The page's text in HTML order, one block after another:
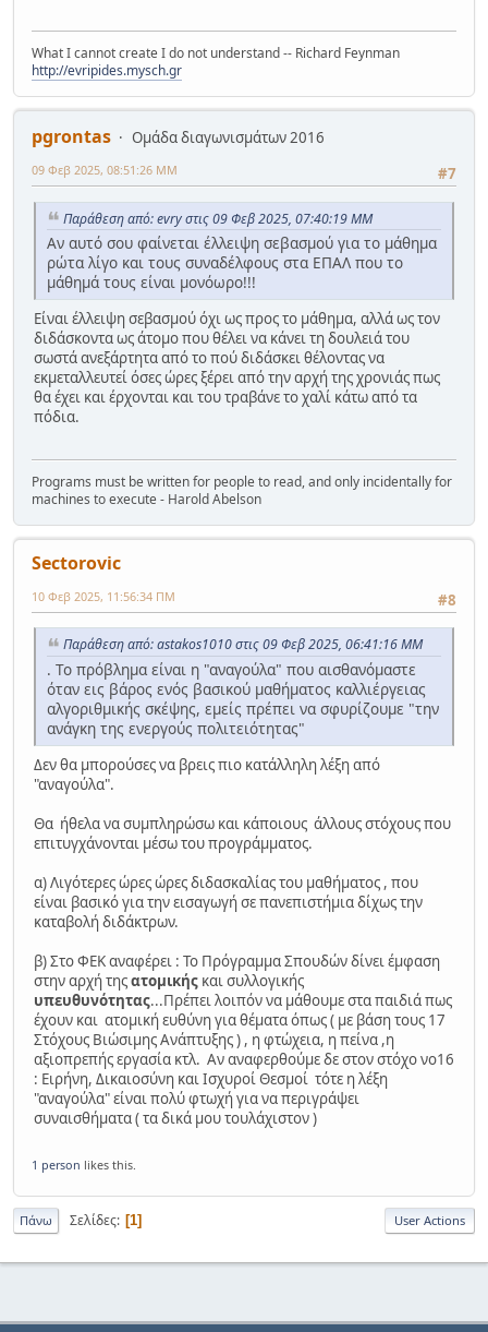
What I cannot create I do not understand -- Richard Feynman
http://evripides.mysch.gr
pgrontas
Ομάδα διαγωνισμάτων 2016
#7
09 Φεβ 2025, 08:51:26 ΜΜ
Παράθεση από: evry στις 09 Φεβ 2025, 07:40:19 ΜΜ
Αν αυτό σου φαίνεται έλλειψη σεβασμού για το μάθημα
ρώτα λίγο και τους συναδέλφους στα ΕΠΑΛ που το
μάθημά τους είναι μονόωρο!!!
Είναι έλλειψη σεβασμού όχι ως προς το μάθημα, αλλά ως τον
διδάσκοντα ως άτομο που θέλει να κάνει τη δουλειά του
σωστά ανεξάρτητα από το πού διδάσκει θέλοντας να
εκμεταλλευτεί όσες ώρες ξέρει από την αρχή της χρονιάς πως
θα έχει και έρχονται και του τραβάνε το χαλί κάτω από τα
πόδια.
Programs must be written for people to read, and only incidentally for
machines to execute - Harold Abelson
Sectorovic
#8
10 Φεβ 2025, 11:56:34 ΠΜ
Παράθεση από: astakos1010 στις 09 Φεβ 2025, 06:41:16 ΜΜ
. Το πρόβλημα είναι η "αναγούλα" που αισθανόμαστε
όταν εις βάρος ενός βασικού μαθήματος καλλιέργειας
αλγοριθμικής σκέψης, εμείς πρέπει να σφυρίζουμε "την
ανάγκη της ενεργούς πολιτειότητας"
Δεν θα μπορούσες να βρεις πιο κατάλληλη λέξη από
"αναγούλα".
Θα ήθελα να συμπληρώσω και κάποιους άλλους στόχους που
επιτυγχάνονται μέσω του προγράμματος.
α) Λιγότερες ώρες ώρες διδασκαλίας του μαθήματος , που
είναι βασικό για την εισαγωγή σε πανεπιστήμια δίχως την
καταβολή διδάκτρων.
β) Στο ΦΕΚ αναφέρει : Το Πρόγραμμα Σπουδών δίνει έμφαση
στην αρχή τηςατομικής και συλλογικής
υπευθυνότητας...Πρέπει λοιπόν να μάθουμε στα παιδιά πως
έχουν και ατομική ευθύνη για θέματα όπως ( με βάση τους 17
Στόχους Βιώσιμης Ανάπτυξης ) , η φτώχεια, η πείνα ,η
αξιοπρεπής εργασία κτλ. Αν αναφερθούμε δε στον στόχο νο16
: Ειρήνη, Δικαιοσύνη και Ισχυροί Θεσμοί τότε η λέξη
"αναγούλα" είναι πολύ φτωχή για να περιγράψει
συναισθήματα ( τα δικά μου τουλάχιστον )
1 person likes this.
Πάνω Σελίδες 1 User Actions